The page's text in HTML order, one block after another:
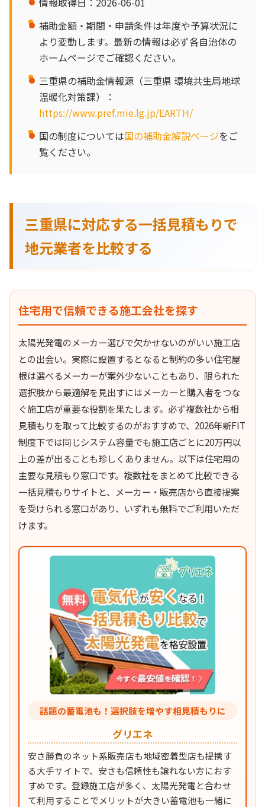
補助金額・期間・申請条件は年度や予算状況に
より変動します。最新の情報は必ず各自治体の
ホームページでご確認ください。
三重県の補助金情報源（三重県 環境共生局地球
温暖化対策課）：
https://www.pref.mie.lg.jp/EARTH/
国の制度については国の補助金解説ページをご
覧ください。
三重県に対応する一括見積もりで
地元業者を比較する
住宅用で信頼できる施工会社を探す
太陽光発電のメーカー選びで欠かせないのがいい施工店
との出会い。実際に設置するとなると制約の多い住宅屋
根は選べるメーカーが案外少ないこともあり、限られた
選択肢から最適解を見出すにはメーカーと購入者をつな
ぐ施工店が重要な役割を果たします。必ず複数社から相
見積もりを取って比較するのがおすすめで、2026年新FIT
制度下では同じシステム容量でも施工店ごとに20万円以
上の差が出ることも珍しくありません。以下は住宅用の
主要な見積もり窓口です。複数社をまとめて比較できる
一括見積もりサイトと、メーカー・販売店から直接提案
を受けられる窓口があり、いずれも無料でご利用いただ
けます。
話題の蓄電池も！選択肢を増やす相見積もりに
グリエネ
安さ勝負のネット系販売店も地域密着型店も提携す
る大手サイトで、安さも信頼性も譲れない方におす
すめです。登録施工店が多く、太陽光発電と合わせ
て利用することでメリットが大きい蓄電池も一緒に